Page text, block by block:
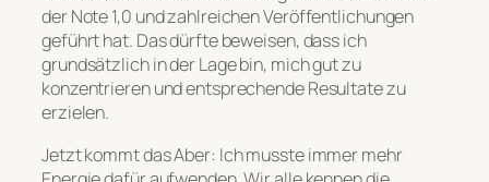
der Note 1,0 und zahlreichen Veröffentlichungen
geführt hat. Das dürfte beweisen, dass ich
grundsätzlich in der Lage bin, mich gut zu
konzentrieren und entsprechende Resultate zu
erzielen.
Jetzt kommt das Aber: Ich musste immer mehr